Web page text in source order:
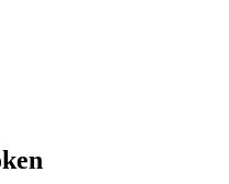
pasywny